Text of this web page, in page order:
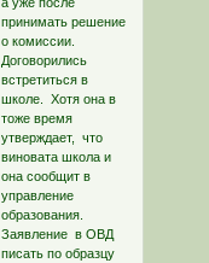
а уже после
принимать решение
о комиссии.
Договорились
встретиться в
школе. Хотя она в
тоже время
утверждает, что
виновата школа и
она сообщит в
управление
образования.
Заявление в ОВД
писать по образцу